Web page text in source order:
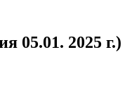
05.01. 2025 г.)